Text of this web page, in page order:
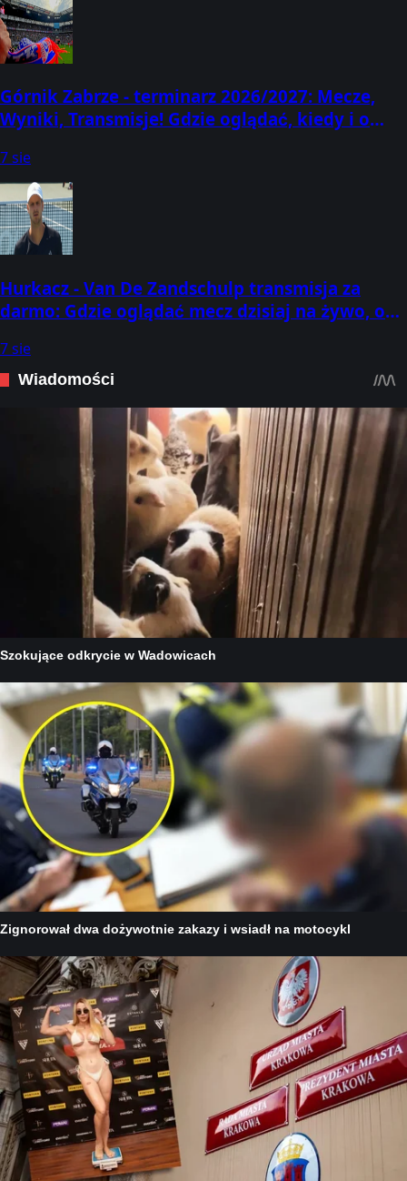
Górnik Zabrze - terminarz 2026/2027: Mecze,
Wyniki, Transmisje! Gdzie oglądać, kiedy i o
7 sie
Hurkacz - Van De Zandschulp transmisja za
darmo: Gdzie oglądać mecz dzisiaj na żywo, o
7 sie